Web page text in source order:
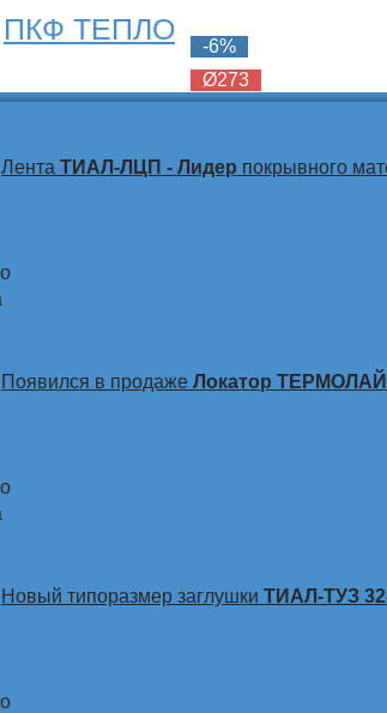
ПКФ ТЕПЛО
Лента ТИАЛ-ЛЦП - Лидер покрывного
Появился в продаже Локатор
Новый типоразмер заглушки ТИАЛ-ТУЗ
-6%
Ø273